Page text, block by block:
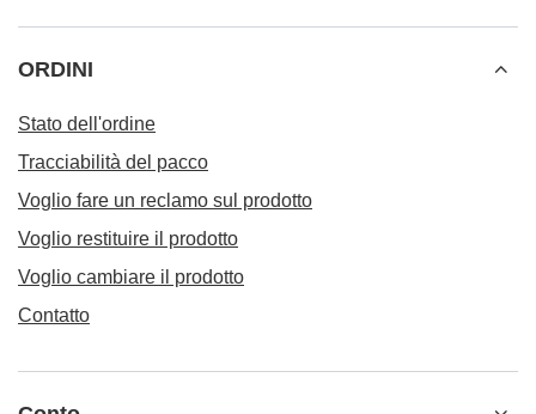
ORDINI
Stato dell'ordine
Tracciabilità del pacco
Voglio fare un reclamo sul prodotto
Voglio restituire il prodotto
Voglio cambiare il prodotto
Contatto